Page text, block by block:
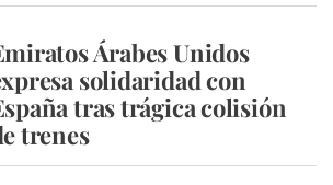
Árabes Unidos
solidaridad con
tras trágica colisión
trenes